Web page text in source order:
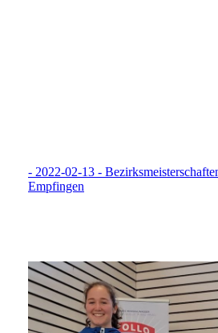
- 2022-02-13 -
Empfingen